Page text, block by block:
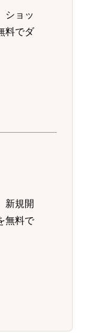
ショッ
料でダ
新規開
無料で